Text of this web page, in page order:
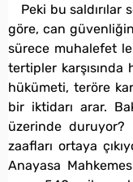
Peki bu saldırılar
göre, can
sürece muhalefet
tertipler
hükümeti, teröre
bir iktidarı arar.
üzerinde
zaafları ortaya
Anayasa